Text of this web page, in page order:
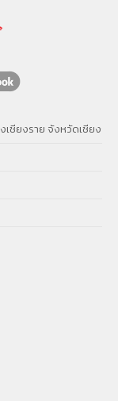
เชียงราย จังหวัดเชียงรา